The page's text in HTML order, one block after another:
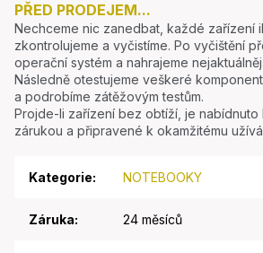
PŘED PRODEJEM...
Nechceme nic zanedbat, každé zařízení
zkontrolujeme a vyčistíme. Po vyčištění
operační systém a nahrajeme
Následně otestujeme veškeré
a podrobíme zátěžovým testům.
Projde-li zařízení bez obtíží, je
zárukou a připravené k okamžitému
Kategorie: NOTEBOOKY
Záruka: 24 měsíců